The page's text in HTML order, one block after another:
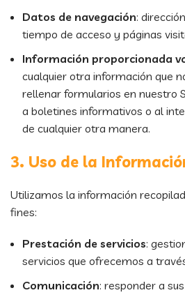
Datos de navegación:
tiempo de acceso y páginas
Información proporcionada
cualquier otra información que
rellenar formularios en nuestro
a boletines informativos o al
de cualquier otra manera.
3. Uso de la
Utilizamos la información
fines:
Prestación de servicios:
servicios que ofrecemos a
Comunicación: responder a